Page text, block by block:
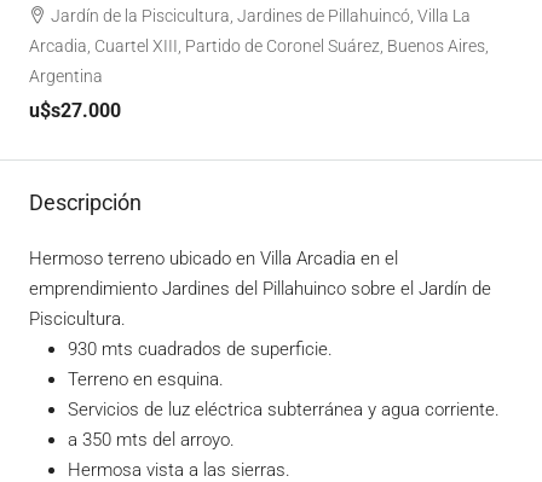
Jardín de la Piscicultura, Jardines de Pillahuincó, Villa La
Arcadia, Cuartel XIII, Partido de Coronel Suárez, Buenos Aires,
Argentina
u$s27.000
Descripción
Hermoso terreno ubicado en Villa Arcadia en el
emprendimiento Jardines del Pillahuinco sobre el Jardín de
Piscicultura.
930 mts cuadrados de superficie.
Terreno en esquina.
Servicios de luz eléctrica subterránea y agua corriente.
a 350 mts del arroyo.
Hermosa vista a las sierras.